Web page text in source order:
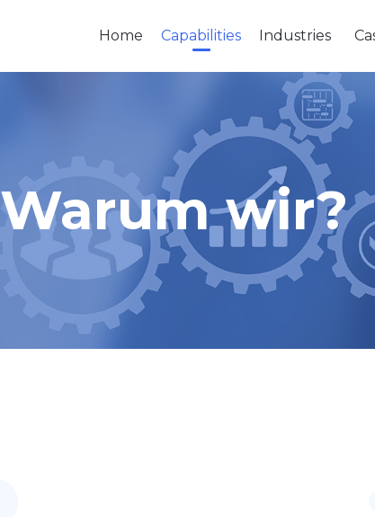
Home Capabilities Industries
Warum wir?